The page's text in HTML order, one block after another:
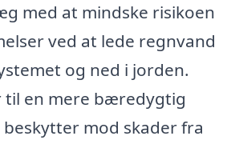
med at mindske risikoen
ved at lede regnvand
og ned i jorden.
til en mere bæredygtig
mod skader fra